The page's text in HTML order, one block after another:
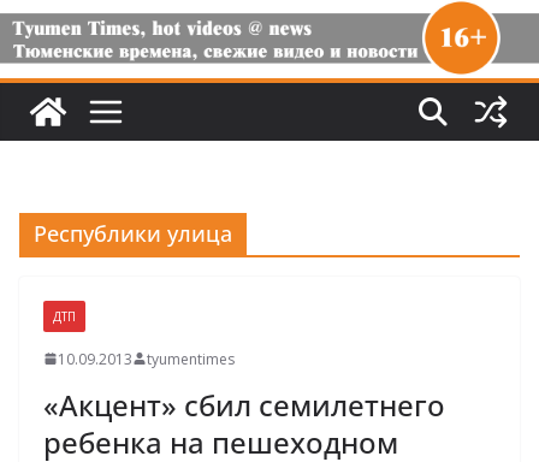
Республики улица
ДТП
10.09.2013 tyumentimes
«Акцент» сбил семилетнего
ребенка на пешеходном